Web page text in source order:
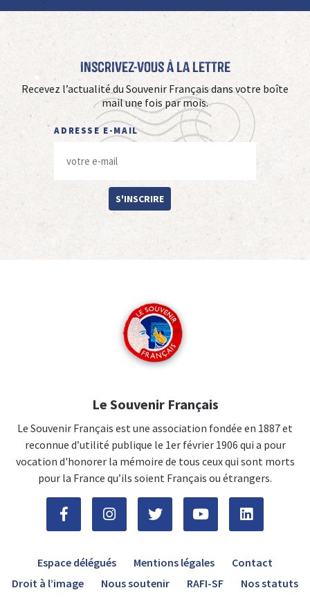
Inscrivez-vous à La Lettre
Recevez l’actualité du Souvenir Français dans votre boîte
mail une fois par mois.
ADRESSE E-MAIL
S'INSCRIRE
Le Souvenir Français
Le Souvenir Français est une association fondée en 1887 et
reconnue d’utilité publique le 1er février 1906 qui a pour
vocation d'honorer la mémoire de tous ceux qui sont morts
pour la France qu’ils soient Français ou étrangers.
Espace délégués Mentions légales
Contact
Droit à l’image
Nous soutenir RAFI-SF Nos statuts